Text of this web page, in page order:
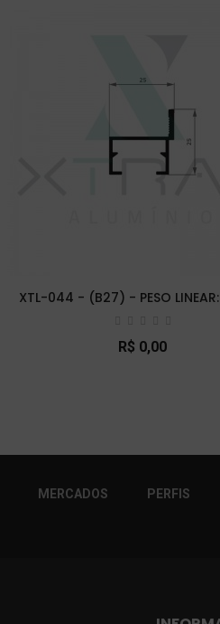
XTL-044 - (B27) - PESO
R$ 0,00
MERCADOS PERFIS